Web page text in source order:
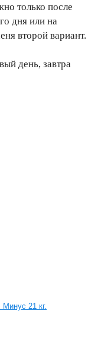
только после
дня или на
второй вариант.
день, завтра
21 кг.